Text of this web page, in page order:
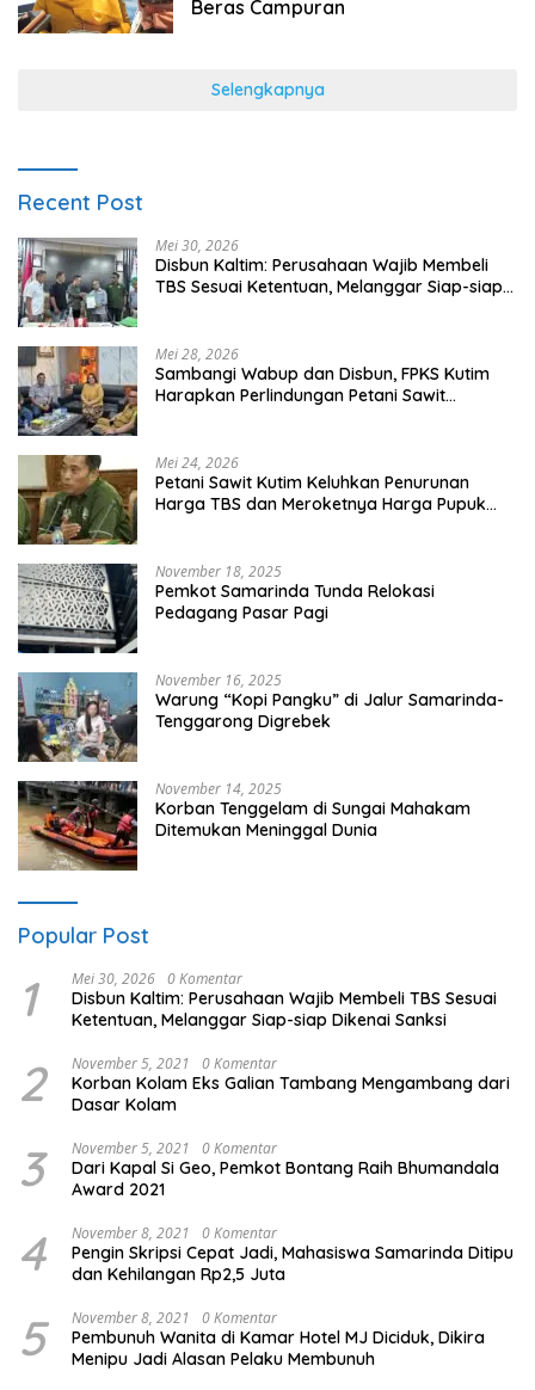
Beras Campuran
Selengkapnya
Recent Post
Mei 30, 2026
Disbun Kaltim: Perusahaan Wajib Membeli
TBS Sesuai Ketentuan, Melanggar Siap-siap
Mei 28, 2026
Sambangi Wabup dan Disbun, FPKS Kutim
Harapkan Perlindungan Petani Sawit
Mei 24, 2026
Petani Sawit Kutim Keluhkan Penurunan
Harga TBS dan Meroketnya Harga Pupuk
November 18, 2025
Pemkot Samarinda Tunda Relokasi
Pedagang Pasar Pagi
November 16, 2025
Warung “Kopi Pangku” di Jalur Samarinda-
Tenggarong Digrebek
November 14, 2025
Korban Tenggelam di Sungai Mahakam
Ditemukan Meninggal Dunia
Popular Post
1 Mei 30, 2026 0 Komentar
Disbun Kaltim: Perusahaan Wajib Membeli TBS Sesuai
Ketentuan, Melanggar Siap-siap Dikenai Sanksi
2 November 5, 2021 0 Komentar
Korban Kolam Eks Galian Tambang Mengambang dari
Dasar Kolam
3 November 5, 2021 0 Komentar
Dari Kapal Si Geo, Pemkot Bontang Raih Bhumandala
Award 2021
4 November 8, 2021 0 Komentar
Pengin Skripsi Cepat Jadi, Mahasiswa Samarinda Ditipu
dan Kehilangan Rp2,5 Juta
5 November 8, 2021 0 Komentar
Pembunuh Wanita di Kamar Hotel MJ Diciduk, Dikira
Menipu Jadi Alasan Pelaku Membunuh